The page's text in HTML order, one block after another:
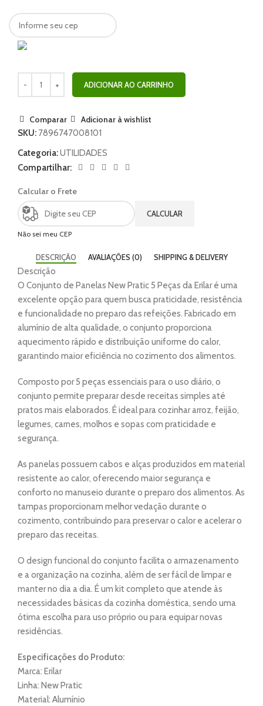
ADICIONAR AO CARRINHO
Comparar
Adicionar à wishlist
SKU: 7896747008101
Categoria:UTILIDADES
Compartilhar:
Calcular o Frete
CALCULAR
Não sei meu CEP
DESCRIÇÃO AVALIAÇÕES (0) SHIPPING & DELIVERY
Descrição
O Conjunto de Panelas New Pratic 5 Peças da Erilar é uma
excelente opção para quem busca praticidade, resistência
e funcionalidade no preparo das refeições. Fabricado em
alumínio de alta qualidade, o conjunto proporciona
aquecimento rápido e distribuição uniforme do calor,
garantindo maior eficiência no cozimento dos alimentos.
Composto por 5 peças essenciais para o uso diário, o
conjunto permite preparar desde receitas simples até
pratos mais elaborados. É ideal para cozinhar arroz, feijão,
legumes, carnes, molhos e sopas com praticidade e
segurança.
As panelas possuem cabos e alças produzidos em material
resistente ao calor, oferecendo maior segurança e
conforto no manuseio durante o preparo dos alimentos. As
tampas proporcionam melhor vedação durante o
cozimento, contribuindo para preservar o calor e acelerar o
preparo das receitas.
O design funcional do conjunto facilita o armazenamento
e a organização na cozinha, além de ser fácil de limpar e
manter no dia a dia. É um kit completo que atende às
necessidades básicas da cozinha doméstica, sendo uma
ótima escolha para uso próprio ou para equipar novas
residências.
Especificações do Produto:
Marca: Erilar
Linha: New Pratic
Material: Alumínio